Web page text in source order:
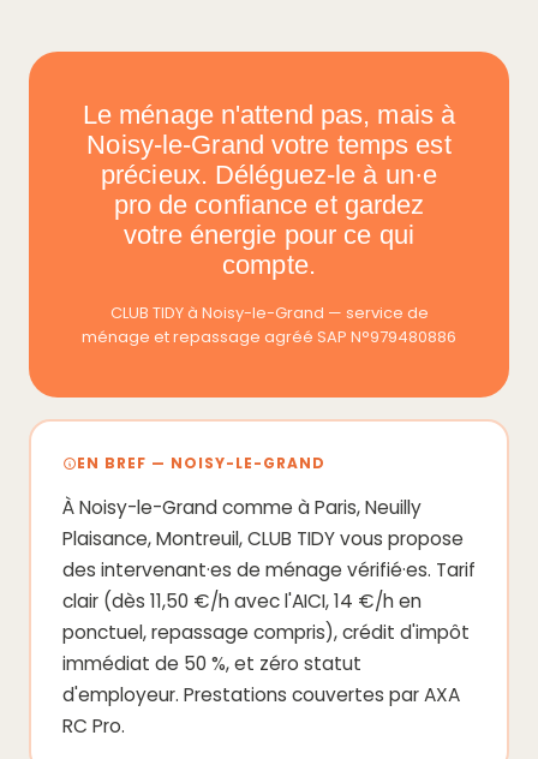
Le ménage n'attend pas, mais à
Noisy-le-Grand votre temps est
précieux. Déléguez-le à un·e
pro de confiance et gardez
votre énergie pour ce qui
compte.
CLUB TIDY à Noisy-le-Grand — service de
ménage et repassage agréé SAP N°979480886
EN BREF — NOISY-LE-GRAND
À Noisy-le-Grand comme à Paris, Neuilly
Plaisance, Montreuil, CLUB TIDY vous propose
des intervenant·es de ménage vérifié·es. Tarif
clair (dès 11,50 €/h avec l'AICI, 14 €/h en
ponctuel, repassage compris), crédit d'impôt
immédiat de 50 %, et zéro statut
d'employeur. Prestations couvertes par AXA
RC Pro.